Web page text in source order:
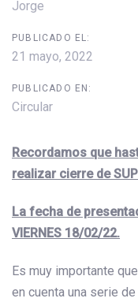
Jorge
PUBLICADO EL:
21 mayo, 2022
PUBLICADO EN:
Circular
Recordamos que
realizar cierre de
La fecha de
VIERNES 18/02/22.
Es muy importante
en cuenta una serie